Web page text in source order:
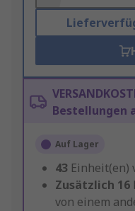
Bestellungen
Auf Lager
43 Einheit(en)
Zusätzlich 16
von einem